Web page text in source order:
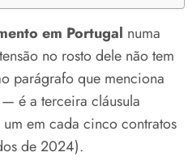
em Portugal numa
no rosto dele não tem
parágrafo que menciona
é a terceira cláusula
em cada cinco contratos
de 2024).